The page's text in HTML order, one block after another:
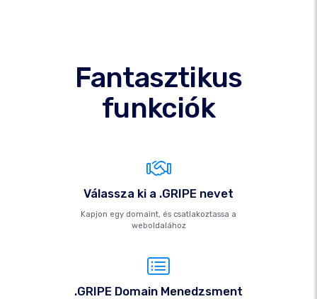
Fantasztikus
funkciók
Válassza ki a .GRIPE nevet
Kapjon egy domaint, és csatlakoztassa a
weboldalához
.GRIPE Domain Menedzsment